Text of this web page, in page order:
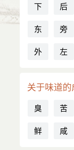
下 后
东
旁
外
左
关于味道
臭 苦
鲜
咸